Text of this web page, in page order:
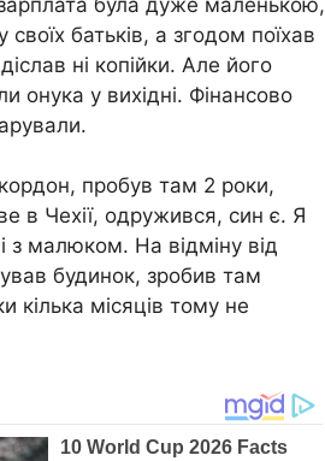
батьків, а згодом поїхав
ні копійки. Але його
онука у вихідні. Фінансово
кордон, пробув там 2 роки,
в Чехії, одружився, син є. Я
з малюком. На відміну від
будинок, зробив там
місяців тому не